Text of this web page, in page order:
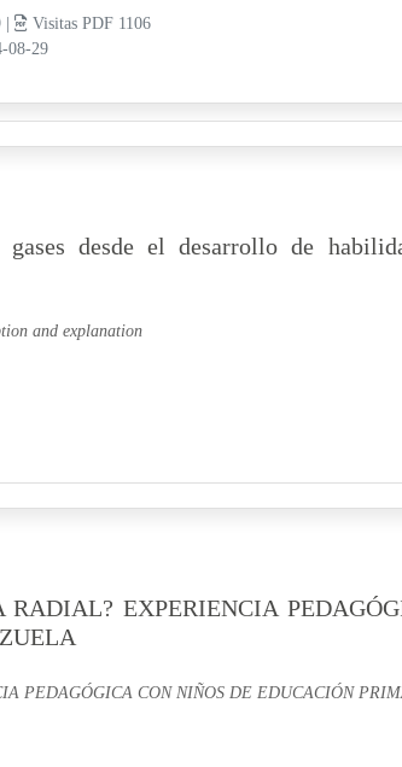
|
Visitas PDF 1106
08-29
desde el desarrollo de
and explanation
EXPERIENCIA
PEDAGÓGICA CON NIÑOS DE EDUCACIÓN